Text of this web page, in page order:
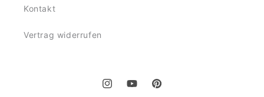
Kontakt
Vertrag widerrufen
InstagramYouTubePinterest